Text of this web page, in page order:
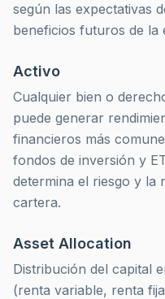
según las expectativas
beneficios futuros de la
Activo
Cualquier bien o
puede generar
financieros más
fondos de inversión y
determina el riesgo y la
cartera.
Asset Allocation
Distribución del capital
(renta variable, renta